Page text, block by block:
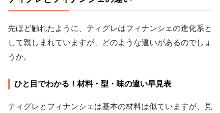
先ほど触れたように、ティグレはフィナンシェの進化系と
して親しまれていますが、どのような違いがあるのでしょ
うか。
ひと目でわかる！材料・型・味の違い早見表
ティグレとフィナンシェは基本の材料は似ていますが、見